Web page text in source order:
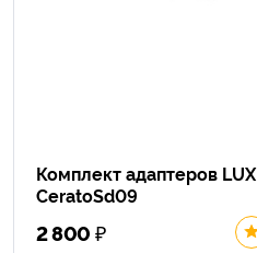
Комплект адаптеров LUX
CeratoSd09
2 800 ₽